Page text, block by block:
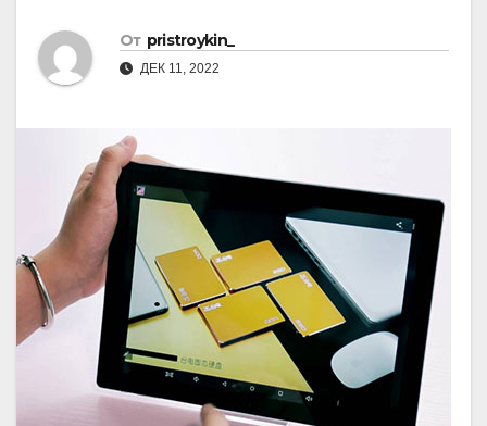
От pristroykin_
ДЕК 11, 2022